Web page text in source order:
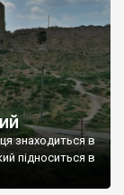
знаходиться в
підноситься в